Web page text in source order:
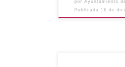
porAyuntamiento
Publicada 16 de